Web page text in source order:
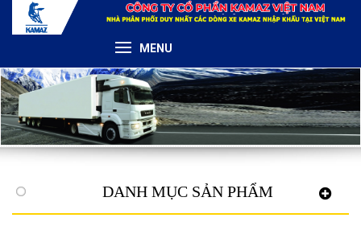
MENU
DANH MỤC SẢN PHẨM